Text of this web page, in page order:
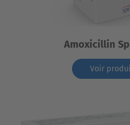
Amoxicillin
Voir